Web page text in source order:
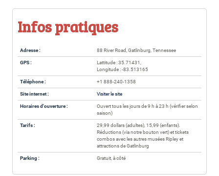
Infos pratiques
Adresse : 88 River Road, Gatlinburg, Tennessee
GPS :
Lattitude : 35.71431,
Longitude : -83.513165
Téléphone : +1 888-240-1358
Site internet : Visiter le site
Horaires d'ouverture :
Ouvert tous les jours de 9 h à 23 h (vérifier selon
saison)
Tarifs :
29,99 dollars (adultes), 15,99 (enfants).
Réductions (via notre bouton vert) et tickets
combos avec les autres musées Ripley et
attractions de Gatlinburg
Parking : Gratuit, à côté